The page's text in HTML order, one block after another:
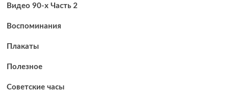
Видео 90-х Часть 2
Воспоминания
Плакаты
Полезное
Советские часы